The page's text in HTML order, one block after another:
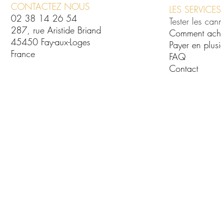
CONTACTEZ NOUS
02 38 14 26 54
287, rue Aristide Briand
45450 Fay-aux-Loges
France
LES SERVICES
Tester les
Comment
Payer en
FAQ
Contact